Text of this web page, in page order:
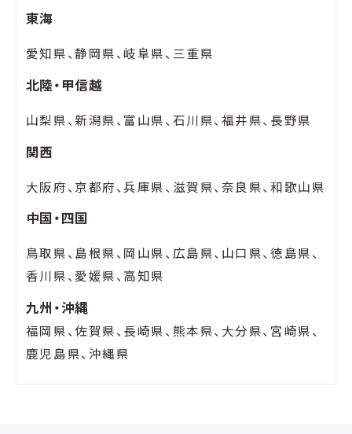
東海
愛知県、静岡県、岐阜県、三重県
北陸・甲信越
山梨県、新潟県、富山県、石川県、福井県、長野県
関西
大阪府、京都府、兵庫県、滋賀県、奈良県、和歌山県
中国・四国
鳥取県、島根県、岡山県、広島県、山口県、徳島県、
香川県、愛媛県、高知県
九州・沖縄
福岡県、佐賀県、長崎県、熊本県、大分県、宮崎県、
鹿児島県、沖縄県